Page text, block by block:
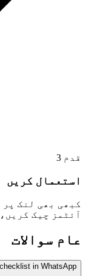
قدم 3
استعمال کریں
کبھی بھی لنک پر
آئٹمز چیک
عام سوالات
in WhatsApp?